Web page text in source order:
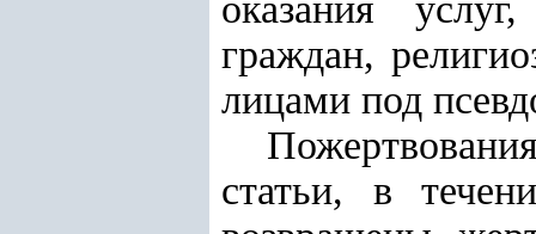
оказания
граждан,
лицами под
статьи, в